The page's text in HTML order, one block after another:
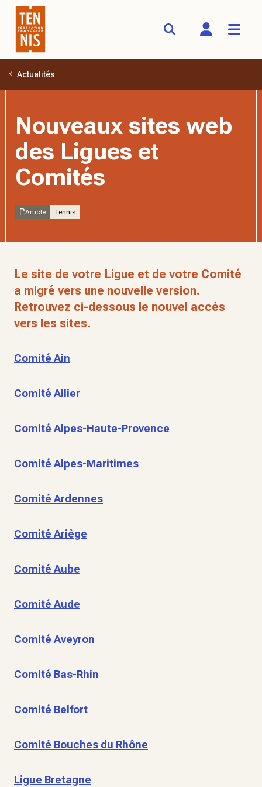
Aller au contenu principal
Actualités
Nouveaux sites web
des Ligues et
Comités
Article Tennis
Le site de votre Ligue et de votre Comité
a migré vers une nouvelle version.
Retrouvez ci-dessous le nouvel accès
vers les sites.
Comité Ain
Comité Allier
Comité Alpes-Haute-Provence
Comité Alpes-Maritimes
Comité Ardennes
Comité Ariège
Comité Aube
Comité Aude
Comité Aveyron
Comité Bas-Rhin
Comité Belfort
Comité Bouches du Rhône
Ligue Bretagne